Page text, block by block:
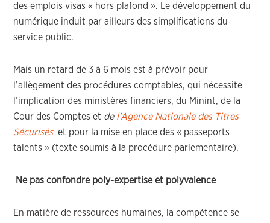
des emplois visas « hors plafond ». Le développement du
numérique induit par ailleurs des simplifications du
service public.
Mais un retard de 3 à 6 mois est à prévoir pour
l’allègement des procédures comptables, qui nécessite
l’implication des ministères financiers, du Minint, de la
Cour des Comptes et de l’Agence Nationale des Titres
Sécuriséset pour la mise en place des « passeports
talents » (texte soumis à la procédure parlementaire).
Ne pas confondre poly-expertise et polyvalence
En matière de ressources humaines, la compétence se